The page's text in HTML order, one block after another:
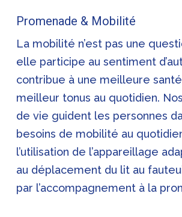
Promenade & Mobilité
La mobilité n’est pas une
elle participe au sentiment
contribue à une meilleure
meilleur tonus au quotidien.
de vie guident les personnes
besoins de mobilité au
l’utilisation de l’appareillage
au déplacement du lit au
par l’accompagnement à la